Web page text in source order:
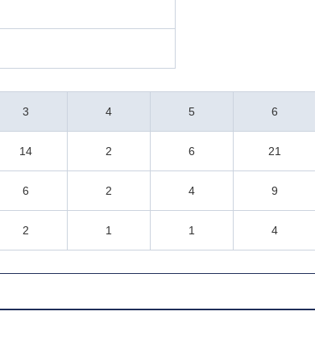
3 4 5 6
14 2 6 21
6 2 4 9
2 1 1 4